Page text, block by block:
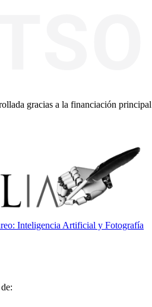
gracias a la financiación principal
Inteligencia Artificial y Fotografía